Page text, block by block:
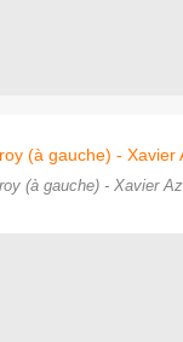
(à gauche) - Xavier